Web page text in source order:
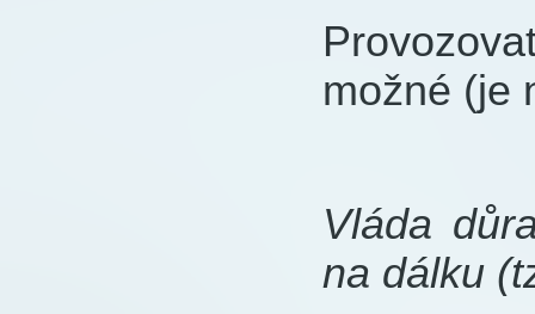
možné (je
Vláda
na dálku